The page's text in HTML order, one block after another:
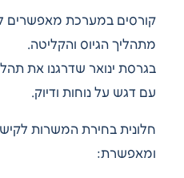
קורסים במערכת מאפשרים
מתהליך הגיוס והקליטה.
בגרסת ינואר שדרגנו את
עם דגש על נוחות ודיוק.
חלונית בחירת המשרות
ומאפשרת: